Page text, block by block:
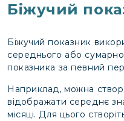
Біжучий
Біжучий показник
середнього або
показника за певний
Наприклад, можна
відображати середнє
місяці. Для цього